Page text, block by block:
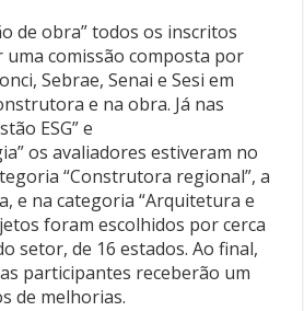
de obra” todos os inscritos
comissão composta por
Sebrae, Senai e Sesi em
e na obra. Já nas
ESG” e
os avaliadores estiveram no
“Construtora regional”, a
e na categoria “Arquitetura e
foram escolhidos por cerca
setor, de 16 estados. Ao final,
participantes receberão um
de melhorias.